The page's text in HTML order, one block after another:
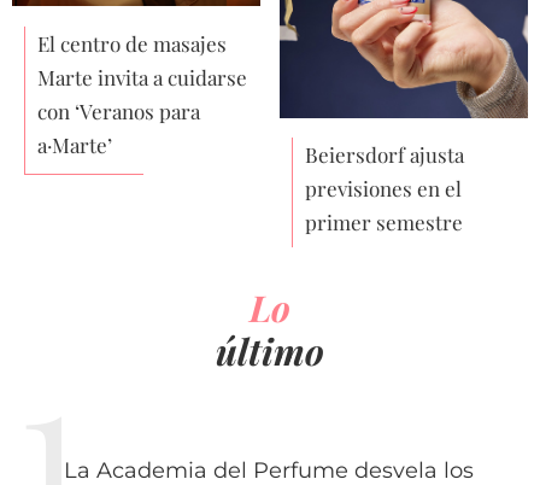
El centro de masajes
Marte invita a cuidarse
con ‘Veranos para
a·Marte’
Beiersdorf ajusta
previsiones en el
primer semestre
Lo
último
La Academia del Perfume desvela los